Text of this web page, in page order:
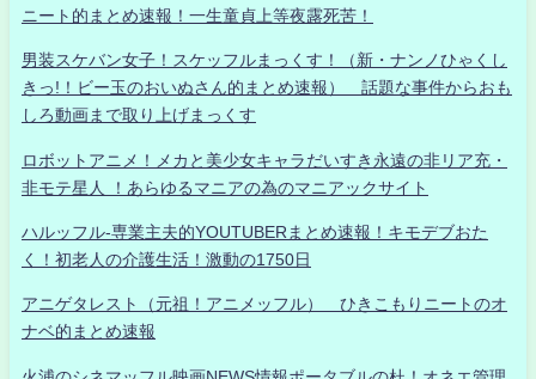
ニート的まとめ速報！一生童貞上等夜露死苦！
男装スケバン女子！スケッフルまっくす！（新・ナンノひゃくし
きっ!！ビー玉のおいぬさん的まとめ速報） 話題な事件からおも
しろ動画まで取り上げまっくす
ロボットアニメ！メカと美少女キャラだいすき永遠の非リア充・
非モテ星人 ！あらゆるマニアの為のマニアックサイト
ハルッフル-専業主夫的YOUTUBERまとめ速報！キモデブおた
く！初老人の介護生活！激動の1750日
アニゲタレスト（元祖！アニメッフル） ひきこもりニートのオ
ナベ的まとめ速報